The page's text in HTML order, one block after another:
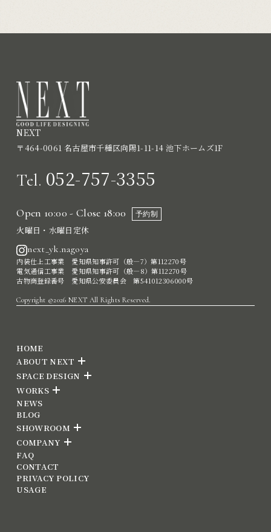
NEXT
〒464-0061 名古屋市千種区向陽1-11-14 池下ホームズ1F
Tel. 052-757-3355
Open 10:00 - Close 18:00 予約制
火曜日・水曜日定休
next_yk.nagoya
内装仕上工事業 愛知県知事許可（般―7）第112270号
電気通信工事業 愛知県知事許可（般―8）第112270号
古物商登録番号 愛知県公安委員会 第541012306000号
Copyright ©2026 NEXT All Rights Reserved.
HOME
ABOUT NEXT
SPACE DESIGN
WORKS
NEWS
BLOG
SHOWROOM
COMPANY
FAQ
CONTACT
PRIVACY POLICY
USAGE